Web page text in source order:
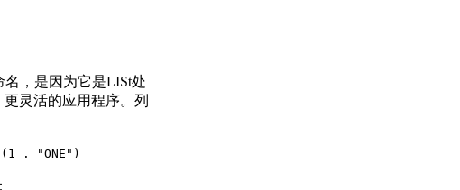
，是因为它是LISt处
灵活的应用程序。列
(1 . "ONE")